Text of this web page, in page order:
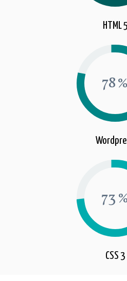
HTML 5
79
74
CSS 3